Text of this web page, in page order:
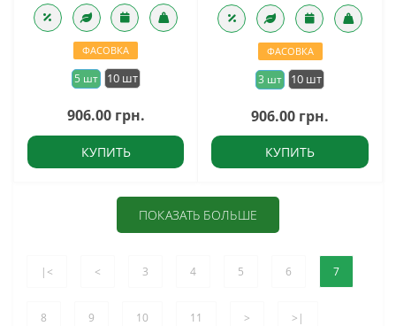
ФАСОВКА
5 шт 10 шт
906.00 грн.
КУПИТЬ
ФАСОВКА
3 шт 10 шт
906.00 грн.
КУПИТЬ
ПОКАЗАТЬ БОЛЬШЕ
|< < 3 4 5 6 7
8 9 10 11 > >|